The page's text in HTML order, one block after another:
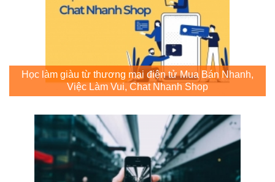
Học làm giàu từ thương mại điện tử Mua Bán Nhanh,
Việc Làm Vui, Chat Nhanh Shop